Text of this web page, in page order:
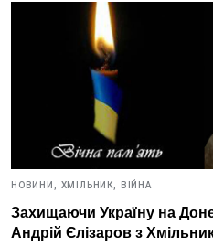
НОВИНИ, ХМІЛЬНИК, ВІЙНА
Захищаючи Україну на
Андрій Єлізаров з